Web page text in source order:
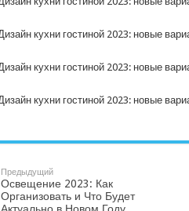
Предыдущий
Освещение 2023: Как
Организовать и Что Будет